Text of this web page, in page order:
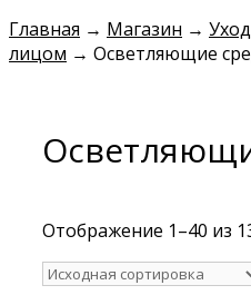
Главная → Магазин →
лицом → Осветляющие
Отображение 1–40 из